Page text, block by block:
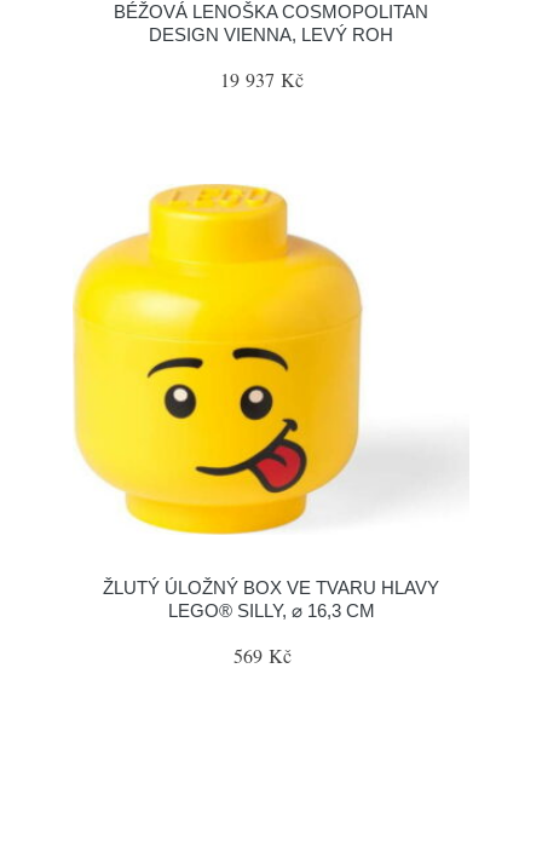
BÉŽOVÁ LENOŠKA COSMOPOLITAN
DESIGN VIENNA, LEVÝ ROH
19 937 Kč
ŽLUTÝ ÚLOŽNÝ BOX VE TVARU HLAVY
LEGO® SILLY, ⌀ 16,3 CM
569 Kč